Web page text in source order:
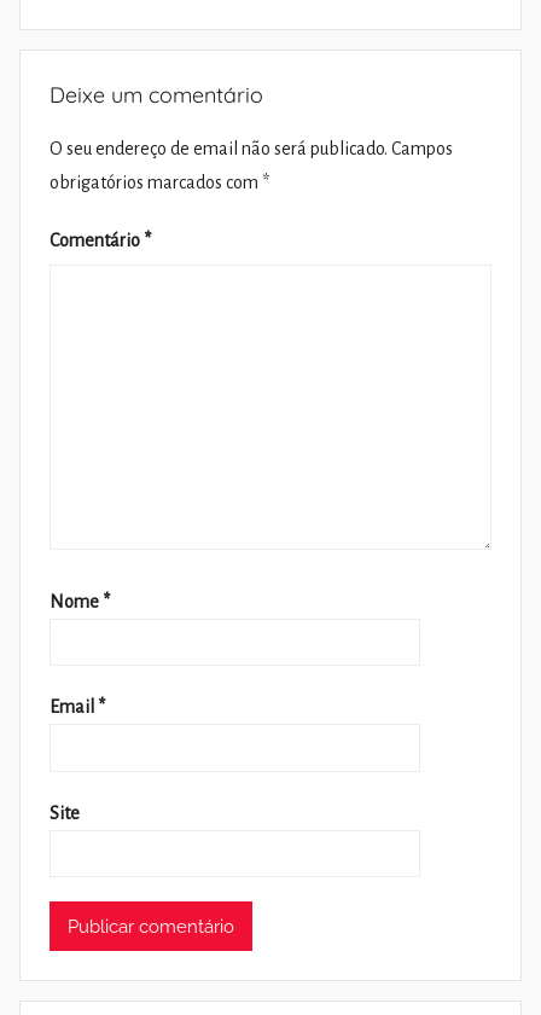
Deixe um comentário
O seu endereço de email não será publicado. Campos
obrigatórios marcados com *
Comentário *
Nome *
Email *
Site